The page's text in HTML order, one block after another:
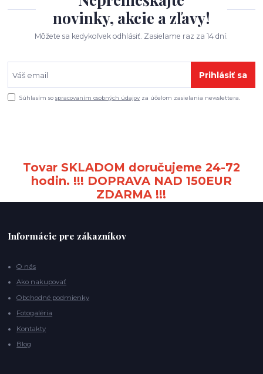
novinky, akcie a zľavy!
Môžete sa kedykoľvek odhlásiť. Zasielame raz za 14 dní.
Prihlásiť sa
Súhlasím sospracovaním osobných údajov za účelom zasielania newslettera.
Tovar SKLADOM doručujeme 24-72
hodin. !!! DOPRAVA NAD 150EUR
ZDARMA !!!
Informácie pre zákazníkov
O nás
Ako nakupovať
Obchodné podmienky
Fotogaléria
Kontakty
Blog